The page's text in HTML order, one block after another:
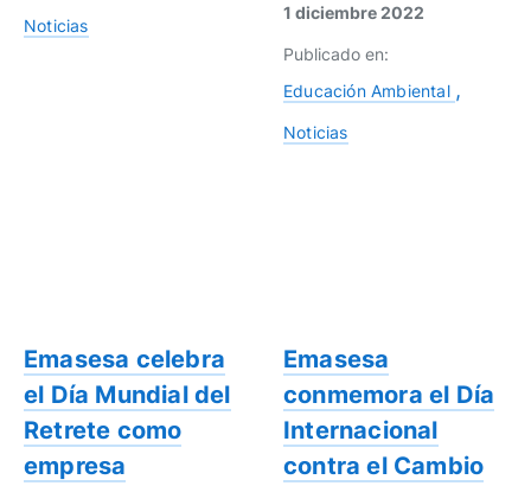
Noticias
1 diciembre 2022
Publicado en:
Educación Ambiental
Noticias
Emasesa celebra
el Día Mundial del
Retrete como
empresa
Emasesa
conmemora el Día
Internacional
contra el Cambio